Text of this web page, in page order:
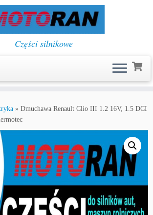
Części silnikowe
» Dmuchawa Renault Clio III 1.2 16V, 1.5 DCI